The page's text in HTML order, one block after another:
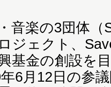
音楽の3団体（
ジェクト、
基金の創設を
6月12日の参